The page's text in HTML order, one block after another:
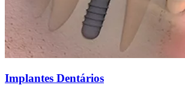
Implantes Dentários